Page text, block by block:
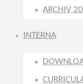
ARCHIV
INTERNA